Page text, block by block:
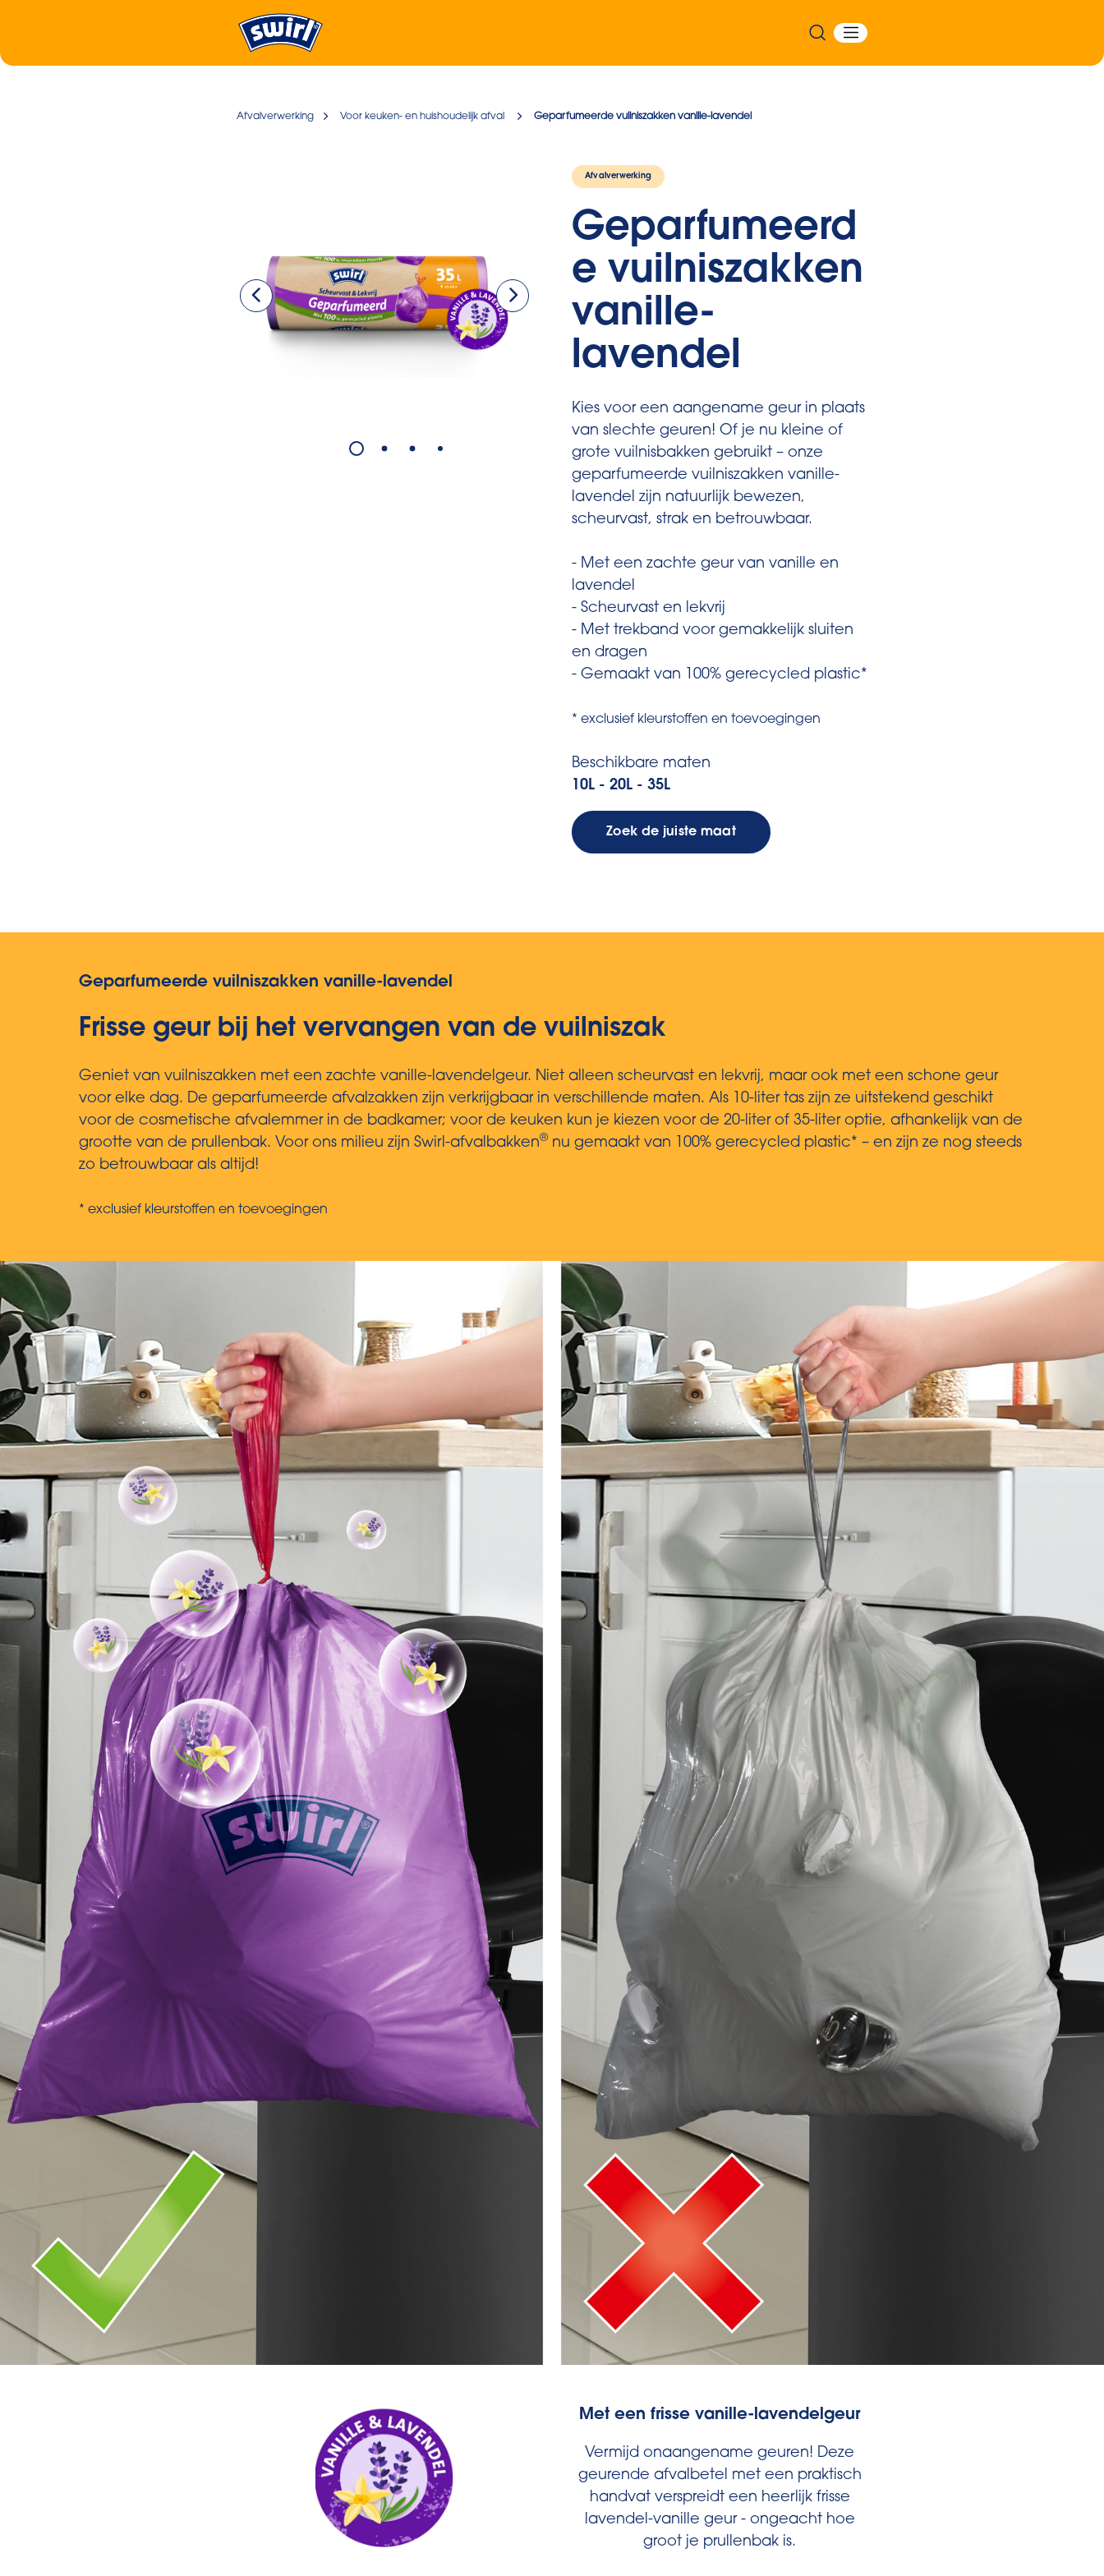
Afvalverwerking Voor keuken- en huishoudelijk afval Geparfumeerde vuilniszakken vanille-lavendel
Afvalverwerking
Geparfumeerd
e vuilniszakken
vanille-
lavendel
Kies voor een aangename geur in plaats
van slechte geuren! Of je nu kleine of
grote vuilnisbakken gebruikt – onze
geparfumeerde vuilniszakken vanille-
lavendel zijn natuurlijk bewezen,
scheurvast, strak en betrouwbaar.
- Met een zachte geur van vanille en
lavendel
- Scheurvast en lekvrij
- Met trekband voor gemakkelijk sluiten
en dragen
- Gemaakt van 100% gerecycled plastic*
* exclusief kleurstoffen en toevoegingen
Beschikbare maten
10L - 20L - 35L
Zoek de juiste maat
Geparfumeerde vuilniszakken vanille-lavendel
Frisse geur bij het vervangen van de vuilniszak
Geniet van vuilniszakken met een zachte vanille-lavendelgeur. Niet alleen scheurvast en lekvrij, maar ook met een schone geur
voor elke dag. De geparfumeerde afvalzakken zijn verkrijgbaar in verschillende maten. Als 10-liter tas zijn ze uitstekend geschikt
voor de cosmetische afvalemmer in de badkamer; voor de keuken kun je kiezen voor de 20-liter of 35-liter optie, afhankelijk van de
grootte van de prullenbak. Voor ons milieu zijn Swirl-afvalbakken® nu gemaakt van 100% gerecycled plastic* – en zijn ze nog steeds
zo betrouwbaar als altijd!
* exclusief kleurstoffen en toevoegingen
Met een frisse vanille-lavendelgeur
Vermijd onaangename geuren! Deze
geurende afvalbetel met een praktisch
handvat verspreidt een heerlijk frisse
lavendel-vanille geur - ongeacht hoe
groot je prullenbak is.